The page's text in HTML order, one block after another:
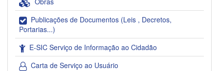
Publicações de Documentos (Leis , Decretos,
Portarias...)
E-SIC Serviço de Informação ao Cidadão
Carta de Serviço ao Usuário